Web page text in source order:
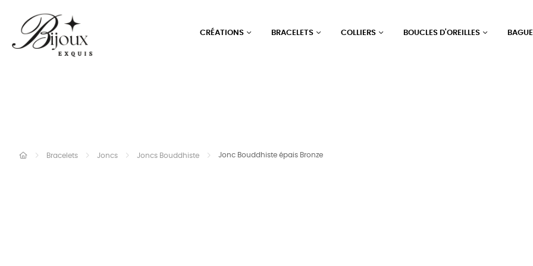
CRÉATIONS BRACELETS COLLIERS BOUCLES D'OREILLES
Bracelets Joncs Joncs Bouddhiste Jonc Bouddhiste épais Bronze